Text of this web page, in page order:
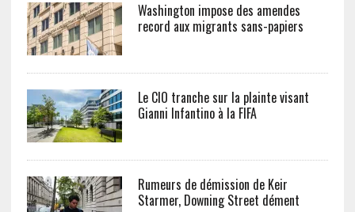
Washington impose des amendes
record aux migrants sans-papiers
Le CIO tranche sur la plainte visant
Gianni Infantino à la FIFA
Rumeurs de démission de Keir
Starmer, Downing Street dément